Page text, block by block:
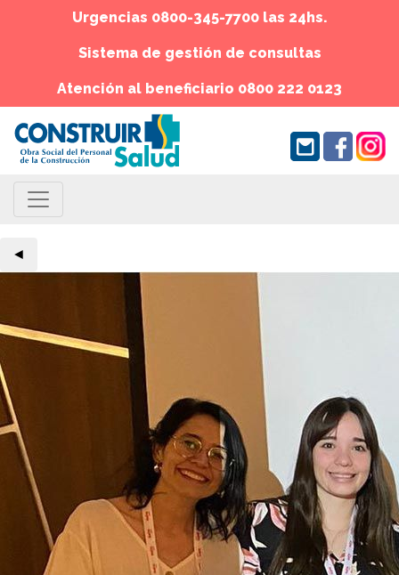
Urgencias 0800-345-7700 las 24hs.
Sistema de gestión de consultas
Atención al beneficiario 0800 222 0123
◄